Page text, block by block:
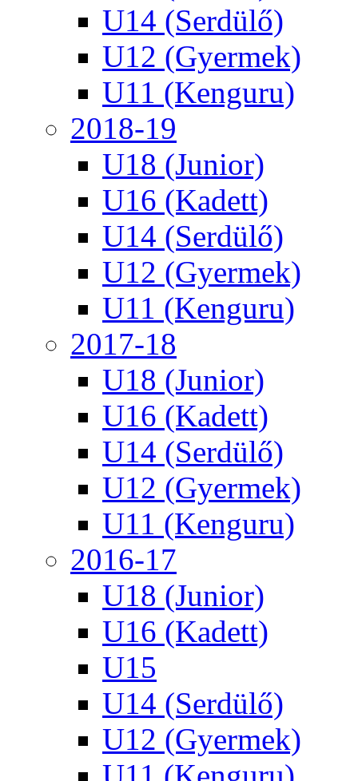
U14 (Serdülő)
U12 (Gyermek)
U11 (Kenguru)
2018-19
U18 (Junior)
U16 (Kadett)
U14 (Serdülő)
U12 (Gyermek)
U11 (Kenguru)
2017-18
U18 (Junior)
U16 (Kadett)
U14 (Serdülő)
U12 (Gyermek)
U11 (Kenguru)
2016-17
U18 (Junior)
U16 (Kadett)
U15
U14 (Serdülő)
U12 (Gyermek)